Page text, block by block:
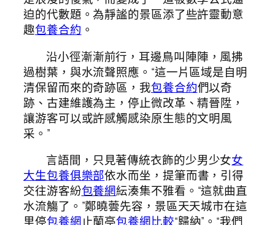
迫的代數題。為靜謐的景區添了些許靈動意
趣包養合約 。
沿小徑漸漸前行，耳邊鳥叫陣陣，風拂
過樹葉，與水流聲照應。“這一片區域是自明
清保留而來的奇跡區，我包養合約們以奇
跡、古建維護為主，停止微改革、精晉陞，
讓游客可以或許感觸感染原生態的文明風
采。”
言語間，只見著傳統衣飾的少男少女女
大生包養俱樂部依水而坐，提筆而書，引得
交往游客紛包養網紜湊集不雅看。“這就曲直
水流觴了。”鄭曉蕓先容，景區天天城市在這
里停包養網止蘭亭包養網比較“歸納”。“我們